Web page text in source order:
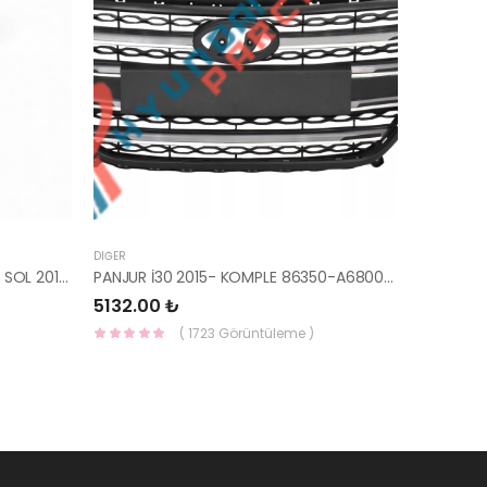
İ20 ARKA ÇAMURLUK DIŞ BAKALİTİ SOL 2015- ( PARLAK SİYAH ) 87360-C8000-YS
DIĞER
PANJUR İ30 2015- KOMPLE 86350-A6800-YS
5132.00 ₺
( 1723 Görüntüleme )